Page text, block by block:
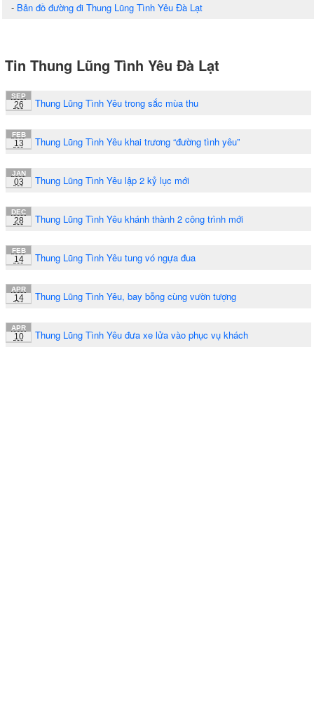
- Bản đồ đường đi Thung Lũng Tình Yêu Đà Lạt
Tin Thung Lũng Tình Yêu Đà Lạt
SEP
26 Thung Lũng Tình Yêu trong sắc mùa thu
FEB
13 Thung Lũng Tình Yêu khai trương “đường tình yêu”
JAN
03 Thung Lũng Tình Yêu lập 2 kỷ lục mới
DEC
28 Thung Lũng Tình Yêu khánh thành 2 công trình mới
FEB
14 Thung Lũng Tình Yêu tung vó ngựa đua
APR
14 Thung Lũng Tình Yêu, bay bỗng cùng vườn tượng
APR
10 Thung Lũng Tình Yêu đưa xe lửa vào phục vụ khách